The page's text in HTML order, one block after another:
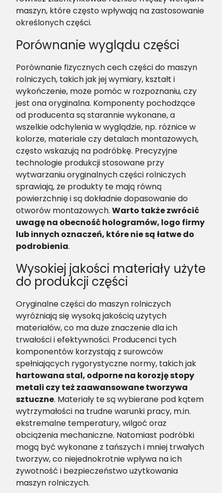
maszyn, które często wpływają na zastosowanie
określonych części​.
Porównanie wyglądu części
Porównanie fizycznych cech części do maszyn
rolniczych, takich jak jej wymiary, kształt i
wykończenie, może pomóc w rozpoznaniu, czy
jest ona oryginalna. Komponenty pochodzące
od producenta są starannie wykonane, a
wszelkie odchylenia w wyglądzie, np. różnice w
kolorze, materiale czy detalach montażowych,
często wskazują na podróbkę. Precyzyjne
technologie produkcji stosowane przy
wytwarzaniu oryginalnych części rolniczych
sprawiają, że produkty te mają równą
powierzchnię i są dokładnie dopasowanie do
otworów montażowych. Warto także zwrócić
uwagę na obecność hologramów, logo firmy
lub innych oznaczeń, które nie są łatwe do
podrobienia​.
Wysokiej jakości materiały użyte
do produkcji części
Oryginalne części do maszyn rolniczych
wyróżniają się wysoką jakością użytych
materiałów, co ma duże znaczenie dla ich
trwałości i efektywności. Producenci tych
komponentów korzystają z surowców
spełniających rygorystyczne normy, takich jak
hartowana stal, odporne na korozję stopy
metali czy też zaawansowane tworzywa
sztuczne. Materiały te są wybierane pod kątem
wytrzymałości na trudne warunki pracy, m.in.
ekstremalne temperatury, wilgoć oraz
obciążenia mechaniczne. Natomiast podróbki
mogą być wykonane z tańszych i mniej trwałych
tworzyw, co niejednokrotnie wpływa na ich
żywotność i bezpieczeństwo użytkowania
maszyn rolniczych​.